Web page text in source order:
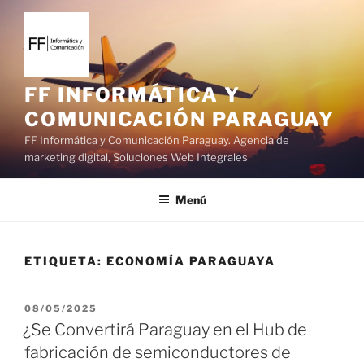
l
FF INFORMÁTICA Y
COMUNICACIÓN PARAGUAY
FF Informática y Comunicación Paraguay. Agencia de
marketing digital, Soluciones Web Integrales
Menú
ETIQUETA: ECONOMÍA PARAGUAYA
P
B
L
08/05/2025
¿Se Convertirá Paraguay en el Hub de
fabricación de semiconductores de